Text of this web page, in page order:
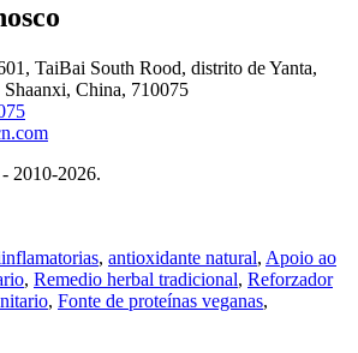
TaiBai South Rood, distrito de Yanta,
China, 710075
2010-2026.
, antioxidante natural, Apoio ao
, Remedio herbal tradicional, Reforzador
, Fonte de proteínas veganas,